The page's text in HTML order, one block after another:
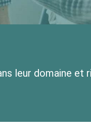
leur domaine et